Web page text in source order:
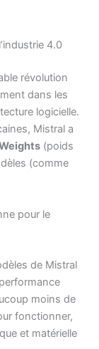
4.0
révolution
dans les
logicielle.
Mistral a
(poids
(comme
pour le
de Mistral
moins de
fonctionner,
et matérielle